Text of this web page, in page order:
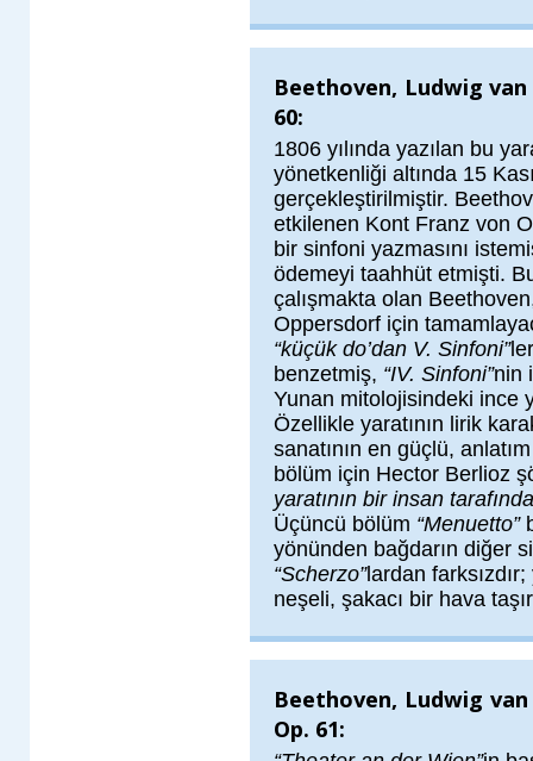
Beethoven, Ludwig
60:
1806 yılında yazılan bu
yönetkenliği altında 15
gerçekleştirilmiştir.
etkilenen Kont Franz von
bir sinfoni yazmasını
ödemeyi taahhüt etmişti.
çalışmakta olan
Oppersdorf için
“küçük do’dan V. Sinfoni”
benzetmiş, “IV. Sinfoni”nin
Yunan mitolojisindeki ince
Özellikle yaratının lirik
sanatının en güçlü,
bölüm için Hector Berlioz
yaratının bir insan
Üçüncü bölüm “Menuetto”
yönünden bağdarın diğer
“Scherzo”lardan
neşeli, şakacı bir hava
Beethoven, Ludwig
Op. 61: